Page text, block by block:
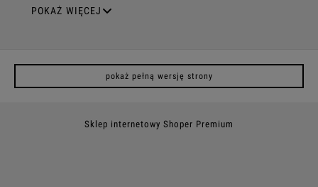
GNIAZDA ELEKTRYCZNE
Gniazda podwójne z uziemieniem
POKAŻ WIĘCEJ
pokaż pełną wersję strony
Sklep internetowy Shoper Premium